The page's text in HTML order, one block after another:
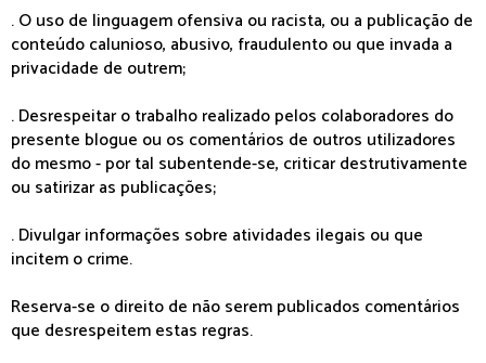
. O uso de linguagem ofensiva ou racista, ou a publicação de
conteúdo calunioso, abusivo, fraudulento ou que invada a
privacidade de outrem;
. Desrespeitar o trabalho realizado pelos colaboradores do
presente blogue ou os comentários de outros utilizadores
do mesmo - por tal subentende-se, criticar destrutivamente
ou satirizar as publicações;
. Divulgar informações sobre atividades ilegais ou que
incitem o crime.
Reserva-se o direito de não serem publicados comentários
que desrespeitem estas regras.